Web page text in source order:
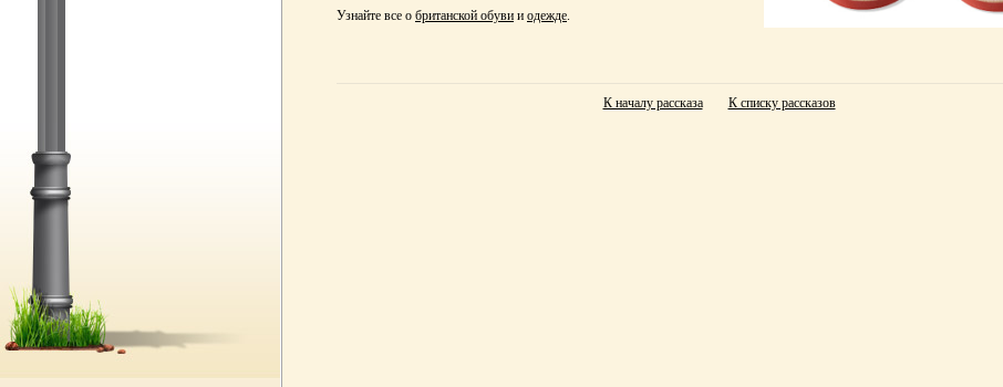
Узнайте все о британской обуви и одежде.
К началу рассказа К списку рассказов